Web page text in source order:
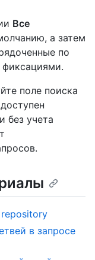
Все
а затем
по
поле поиска
без учета
в запросе